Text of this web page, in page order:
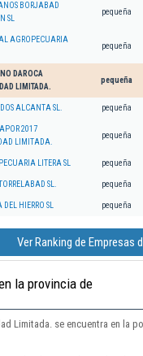
BORJABAD
SL
pequeña
AGROPECUARIA
pequeña
DAROCA
LIMITADA.
pequeña
ALCANTA SL. pequeña
2017
LIMITADA.
pequeña
LITERA SL pequeña
SL. pequeña
DEL HIERRO SL pequeña
Ver Ranking de Empresas
la provincia de
Limitada. se encuentra en la